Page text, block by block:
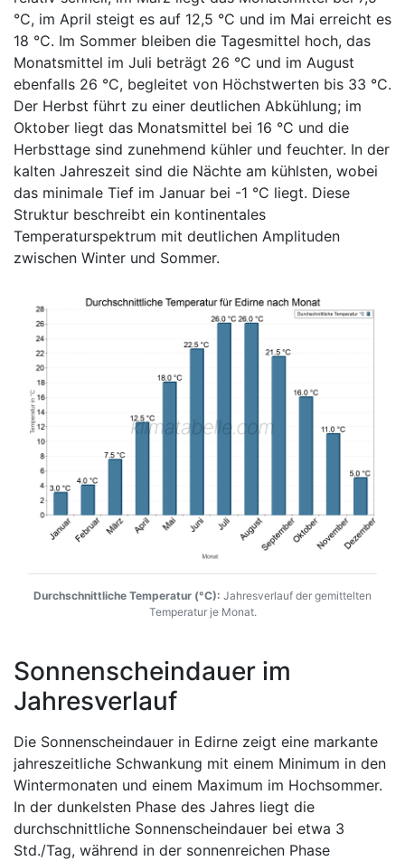
°C, im April steigt es auf 12,5 °C und im Mai erreicht es
18 °C. Im Sommer bleiben die Tagesmittel hoch, das
Monatsmittel im Juli beträgt 26 °C und im August
ebenfalls 26 °C, begleitet von Höchstwerten bis 33 °C.
Der Herbst führt zu einer deutlichen Abkühlung; im
Oktober liegt das Monatsmittel bei 16 °C und die
Herbsttage sind zunehmend kühler und feuchter. In der
kalten Jahreszeit sind die Nächte am kühlsten, wobei
das minimale Tief im Januar bei -1 °C liegt. Diese
Struktur beschreibt ein kontinentales
Temperaturspektrum mit deutlichen Amplituden
zwischen Winter und Sommer.
Durchschnittliche Temperatur (°C): Jahresverlauf der gemittelten
Temperatur je Monat.
Sonnenscheindauer im
Jahresverlauf
Die Sonnenscheindauer in Edirne zeigt eine markante
jahreszeitliche Schwankung mit einem Minimum in den
Wintermonaten und einem Maximum im Hochsommer.
In der dunkelsten Phase des Jahres liegt die
durchschnittliche Sonnenscheindauer bei etwa 3
Std./Tag, während in der sonnenreichen Phase